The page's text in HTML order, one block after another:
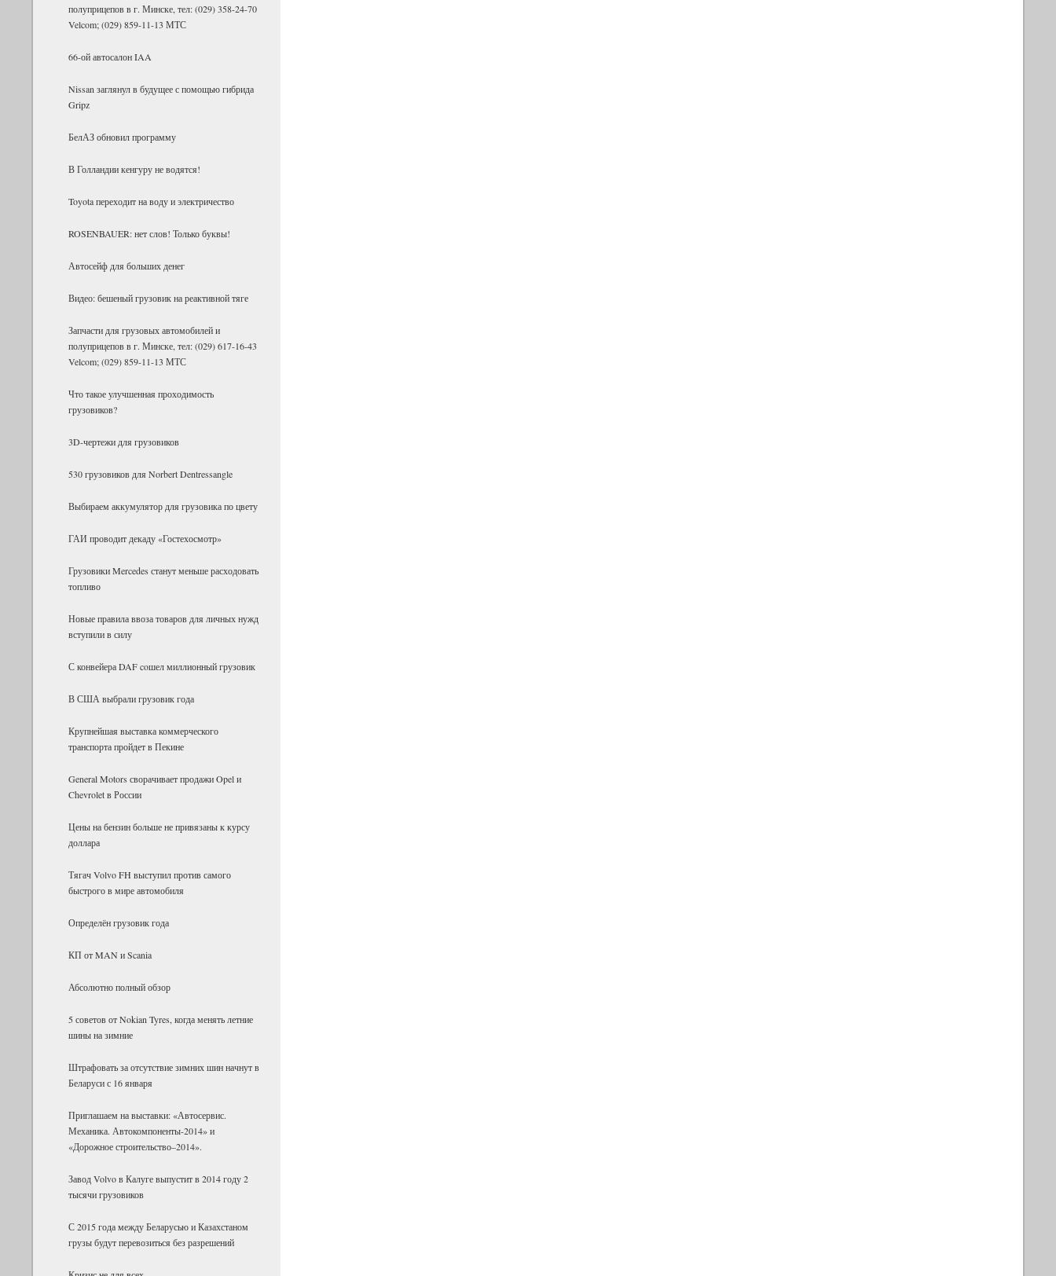
полуприцепов в г. Минске, тел: (029) 358-24-70
Velcom; (029) 859-11-13 МТС
66-ой автосалон IAA
Nissan заглянул в будущее с помощью гибрида
Gripz
БелАЗ об­но­вил про­грамму
В Гол­лан­дии кен­гуру не во­дятся!
Toyota пе­ре­хо­дит на воду и элек­три­че­ство
ROSENBAUER: нет слов! Только буквы!
Ав­то­сейф для боль­ших денег
Видео: бешеный грузовик на реактивной тяге
Запчасти для грузовых автомобилей и
полуприцепов в г. Минске, тел: (029) 617-16-43
Velcom; (029) 859-11-13 МТС
Что такое улучшенная проходимость
грузовиков?
3D-чертежи для грузовиков
530 грузовиков для Norbert Dentressangle
Выбираем аккумулятор для грузовика по цвету
ГАИ проводит декаду «Гостехосмотр»
Грузовики Mercedes станут меньше расходовать
топливо
Новые правила ввоза товаров для личных нужд
вступили в силу
С конвейера DAF coшел миллионный грузовик
В США выбрали грузовик года
Крупнейшая выставка коммерческого
транспорта пройдет в Пекине
General Motors сворачивает продажи Opel и
Chevrolet в России
Цены на бензин больше не привязаны к курсу
доллара
Тягач Volvo FH выступил против самого
быстрого в мире автомобиля
Определён грузовик года
КП от MAN и Scania
Абсолютно полный обзор
5 советов от Nokian Tyres, когда менять летние
шины на зимние
Штрафовать за отсутствие зимних шин начнут в
Беларуси с 16 января
Приглашаем на выставки: «Автосервис.
Механика. Автокомпоненты-2014» и
«Дорожное строительство–2014».
Завод Volvo в Калуге выпустит в 2014 году 2
тысячи грузовиков
С 2015 года между Беларусью и Казахстаном
грузы будут перевозиться без разрешений